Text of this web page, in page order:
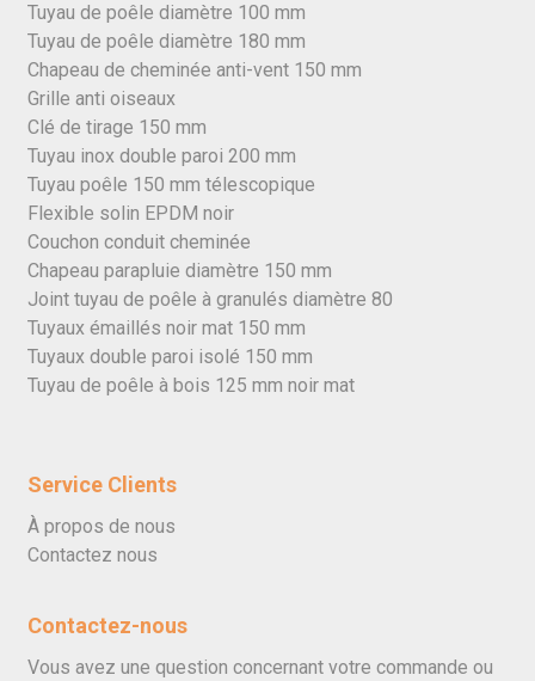
Tuyau de poêle diamètre 100 mm
Tuyau de poêle diamètre 180 mm
Chapeau de cheminée anti-vent 150 mm
Grille anti oiseaux
Clé de tirage 150 mm
Tuyau inox double paroi 200 mm
Tuyau poêle 150 mm télescopique
Flexible solin EPDM noir
Couchon conduit cheminée
Chapeau parapluie diamètre 150 mm
Joint tuyau de poêle à granulés diamètre 80
Tuyaux émaillés noir mat 150 mm
Tuyaux double paroi isolé 150 mm
Tuyau de poêle à bois 125 mm noir mat
Service Clients
À propos de nous
Contactez nous
Contactez-nous
Vous avez une question concernant votre commande ou